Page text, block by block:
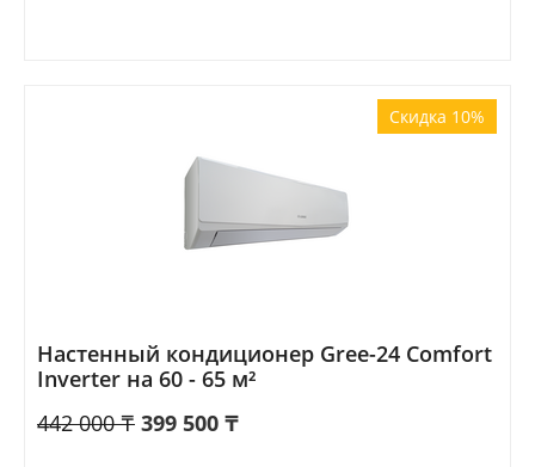
Скидка 10%
Настенный кондиционер Gree-24 Comfort
Inverter на 60 - 65 м²
442 000 ₸ 399 500 ₸